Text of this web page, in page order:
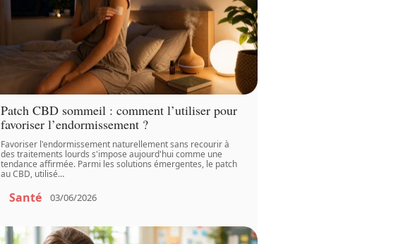
Patch CBD sommeil : comment l’utiliser pour
favoriser l’endormissement ?
Favoriser l'endormissement naturellement sans recourir à
des traitements lourds s'impose aujourd'hui comme une
tendance affirmée. Parmi les solutions émergentes, le patch
au CBD, utilisé…
Santé 03/06/2026